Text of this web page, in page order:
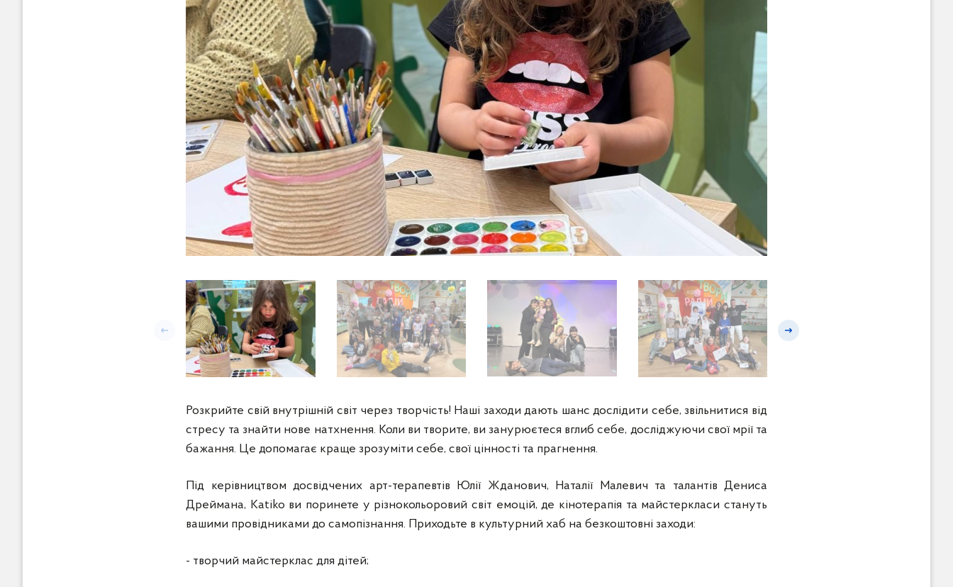
Попередній слайд Наступний слайд
Розкрийте свій внутрішній світ через творчість! Наші заходи дають шанс дослідити себе, звільнитися від
стресу та знайти нове натхнення. Коли ви творите, ви занурюєтеся вглиб себе, досліджуючи свої мрії та
бажання. Це допомагає краще зрозуміти себе, свої цінності та прагнення.
Під керівництвом досвідчених арт-терапевтів Юлії Жданович, Наталії Малевич та талантів Дениса
Дреймана, Katiko ви поринете у різнокольоровий світ емоцій, де кінотерапія та майстеркласи стануть
вашими провідниками до самопізнання. Приходьте в культурний хаб на безкоштовні заходи:
- творчий майстерклас для дітей;